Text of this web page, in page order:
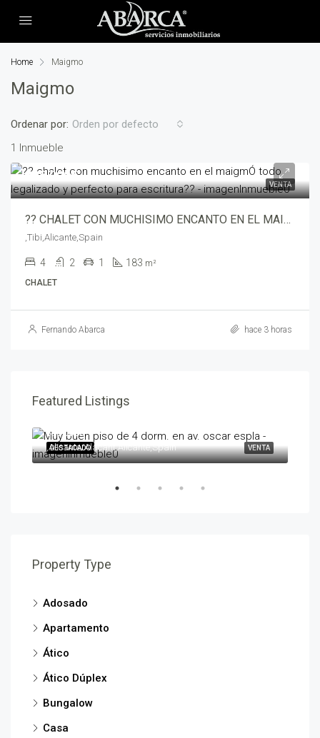
Home Maigmo
Maigmo
1 Inmueble
Ordenar por: Orden por defecto
VENTA
295,000€
?? CHALET CON MUCHISIMO ENCANTO EN EL MAIGMÓ TODO LEGALIZADO Y PERFECTO PARA ESCRITURA?? – mv205395-2469
,Tibi,Alicante,Spain
4 2 1 183 m²
CHALET
Fernando Abarca hace 3 horas
Featured Listings
VENTA
DESTACADO
595,000€
,Alicante/Alacant,Alicante,Spain
Property Type
Adosado
Apartamento
Ático
Ático Dúplex
Bungalow
Casa